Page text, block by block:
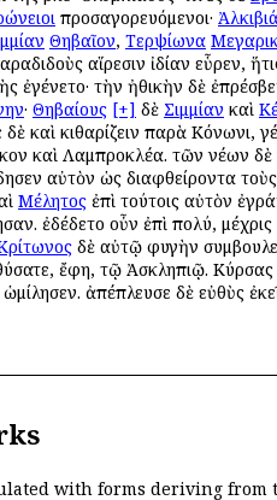
προσαγορευόμενοι·
Θηβαῖον, Τερψίωνα
αἵρεσιν ἰδίαν εὗρεν,
ἐγένετο· τὴν ἠθικὴν δὲ
· Θηβαίους [+] δὲ Σιμμίαν καὶ
δὲ καὶ κιθαρίζειν παρὰ
καὶ Λαμπροκλέα. τῶν νέων
αὐτὸν ὡς διαφθείροντα τοὺς
Μέλητος ἐπὶ τούτοις αὐτὸν
ἐδέδετο οὖν ἐπὶ πολύ,
δὲ αὐτῷ φυγὴν
ἔφη, τῷ Ἀσκληπιῷ.
ἀπέπλευσε δὲ εὐθὺς
with forms deriving from